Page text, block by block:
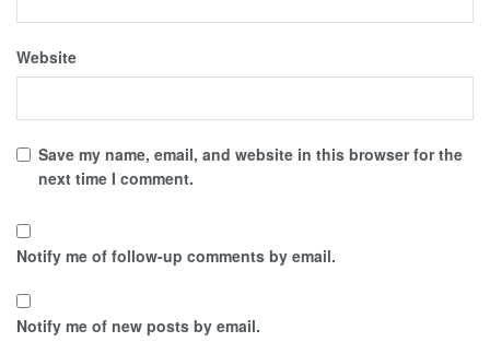
Website
Save my name, email, and website in this browser for the
next time I comment.
Notify me of follow-up comments by email.
Notify me of new posts by email.